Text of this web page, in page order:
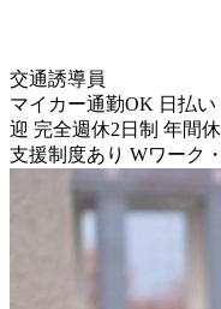
交通誘導員
マイカー通勤OK 日払
迎 完全週休2日制 年間
支援制度あり Wワーク